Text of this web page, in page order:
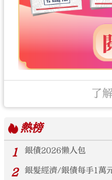
了
熱榜
1
銀債2026懶人包
2 銀髮經濟/銀債每手1萬